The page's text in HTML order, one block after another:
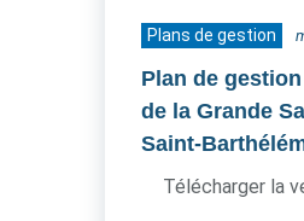
Plans de gestion
Plan de
de la Grande
Saint-
Télécharger la